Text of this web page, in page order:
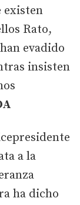
existen
Rato,
evadido
insisten
a la
ha dicho